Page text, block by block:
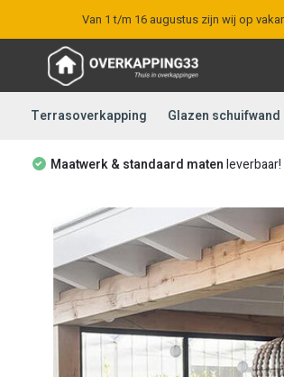
Van 1 t/m 16 augustus zijn wij op
Terrasoverkapping Glazen schuifwand
Maatwerk & standaard matenleverbaar!